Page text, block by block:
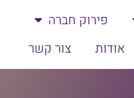
פירוק חברה
אודות צור קשר